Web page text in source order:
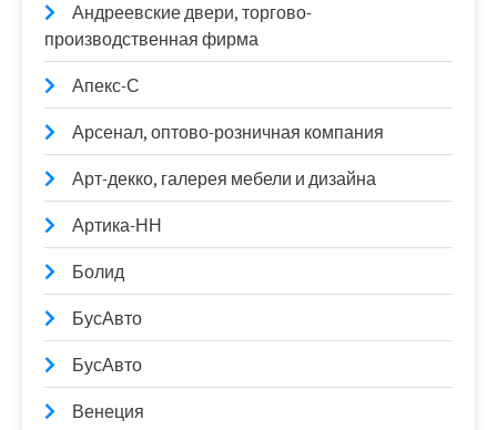
Андреевские двери, торгово-
производственная фирма
Апекс-С
Арсенал, оптово-розничная компания
Арт-декко, галерея мебели и дизайна
Артика-НН
Болид
БусАвто
БусАвто
Венеция